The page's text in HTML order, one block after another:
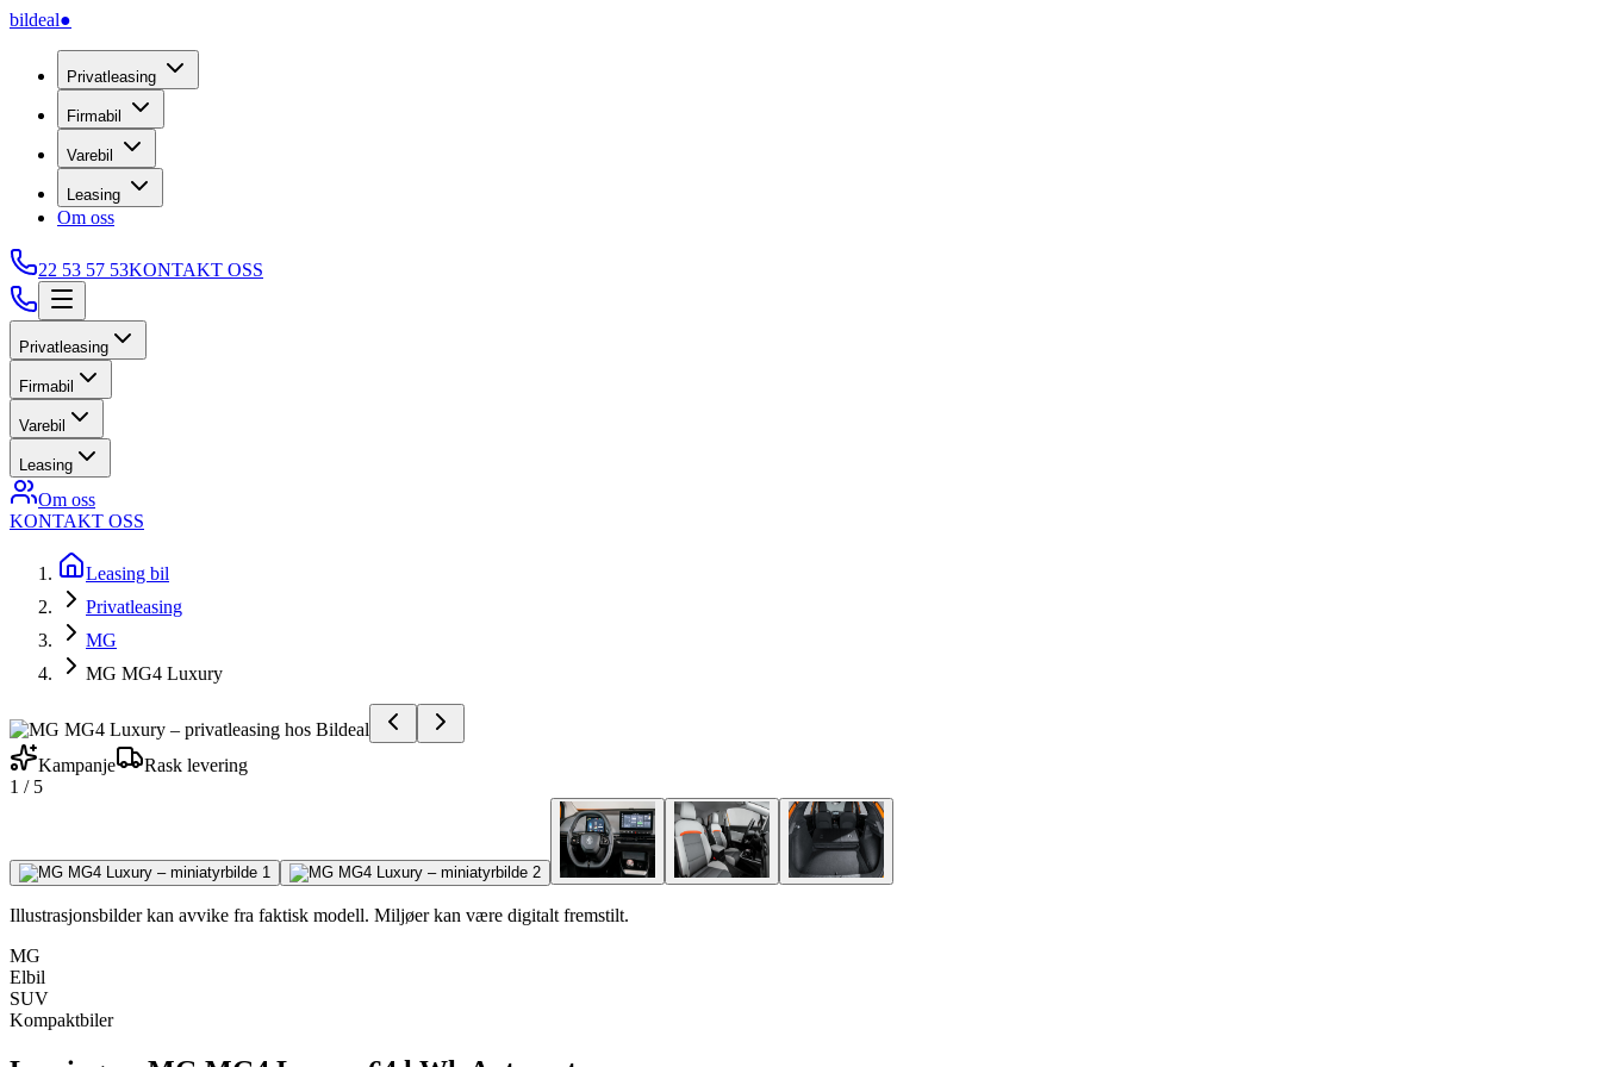
bildeal●
Privatleasing
Firmabil
Varebil
Leasing
Om oss
22 53 57 53KONTAKT OSS
Privatleasing
Firmabil
Varebil
Leasing
Om oss
KONTAKT OSS
Leasing bil
Privatleasing
MG
MG MG4 Luxury
Kampanje
Rask levering
1 / 5
Illustrasjonsbilder kan avvike fra faktisk modell. Miljøer kan være digitalt fremstilt.
MG
Elbil
SUV
Kompaktbiler